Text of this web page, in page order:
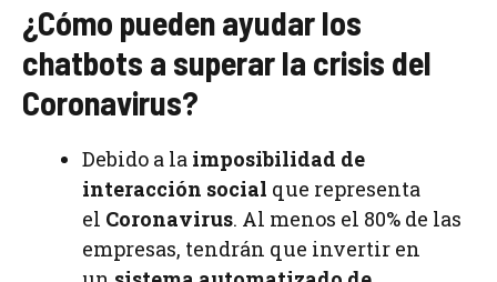
¿Cómo pueden ayudar los
chatbots a superar la crisis del
Coronavirus?
Debido a la imposibilidad de
interacción social que representa
el Coronavirus. Al menos el 80% de las
empresas, tendrán que invertir en